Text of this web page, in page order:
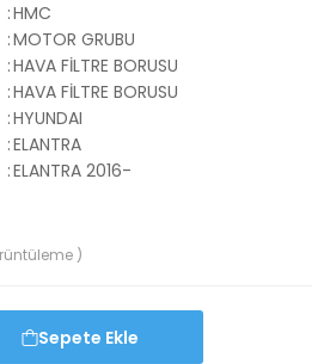
:HMC
:MOTOR GRUBU
:HAVA FİLTRE BORUSU
:HAVA FİLTRE BORUSU
:HYUNDAI
:ELANTRA
:ELANTRA 2016-
)
Sepete Ekle